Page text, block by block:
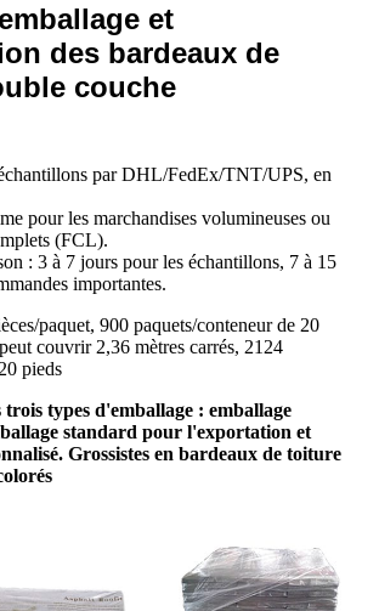
et
des bardeaux de
couche
par DHL/FedEx/TNT/UPS, en
pour les marchandises volumineuses ou
(FCL).
: 3 à 7 jours pour les échantillons, 7 à 15
importantes.
paquet, 900 paquets/conteneur de 20
couvrir 2,36 mètres carrés, 2124
pieds
trois types d'emballage : emballage
standard pour l'exportation et
Grossistes en bardeaux de toiture